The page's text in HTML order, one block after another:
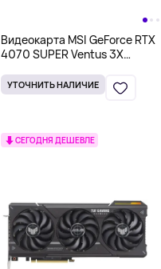
Видеокарта MSI GeForce RTX
4070 SUPER Ventus 3X
GDDR6X
УТОЧНИТЬ НАЛИЧИЕ
СЕГОДНЯ ДЕШЕВЛЕ